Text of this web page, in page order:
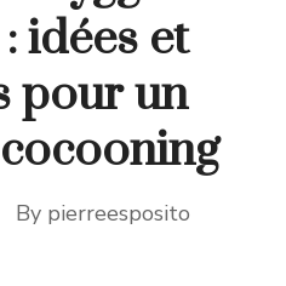
idées et
pour un
By pierreesposito